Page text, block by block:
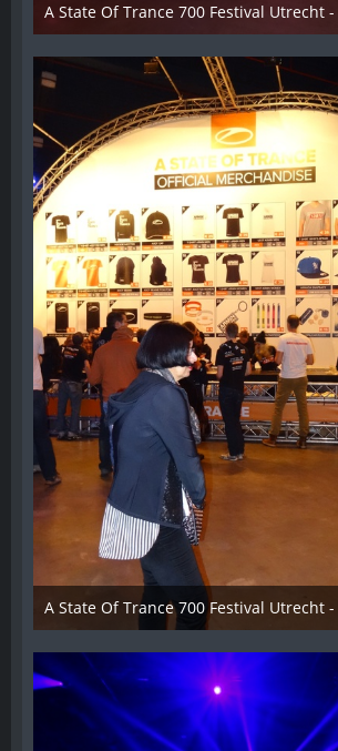
A State Of Trance 700 Festival Utrecht -
26. Februar 2015
A State Of Trance 700 Festival Utrecht -
26. Februar 2015